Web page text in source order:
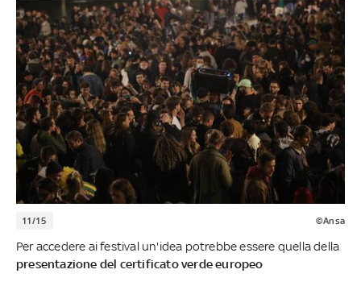
11/15 ©Ansa
Per accedere ai festival un'idea potrebbe essere quella della
presentazione del certificato verde europeo